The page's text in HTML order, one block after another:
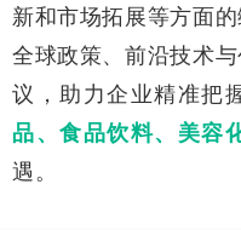
新和市场拓展等方面
全球政策、前沿技术
议，助力企业精准把
品、食品饮料、美容
遇。